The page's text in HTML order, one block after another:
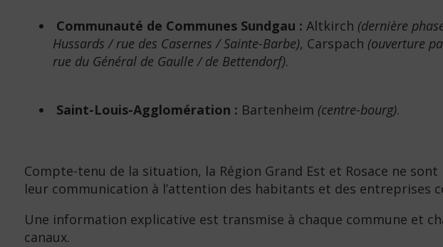
Communauté de Communes Sundgau : Altkirch (dernière
Hussards / rue des Casernes / Sainte-Barbe), Carspach (ouverture
rue du Général de Gaulle / de Bettendorf).
Saint-Louis-Agglomération : Bartenheim (centre-bourg).
Compte-tenu de la situation, la Région Grand Est et Rosace ne
leur communication à l’attention des habitants et des entreprises
Une information explicative est transmise à chaque commune et
canaux.